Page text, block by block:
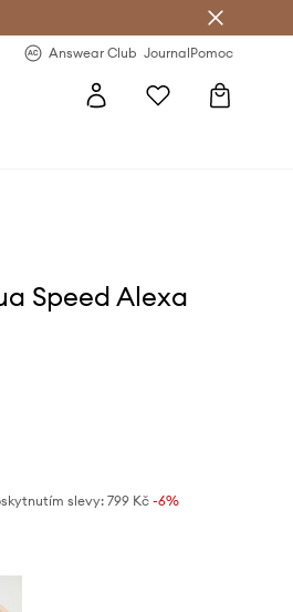
Answear Club JournalPomoc
Speed Alexa
slevy: 799 Kč -6%